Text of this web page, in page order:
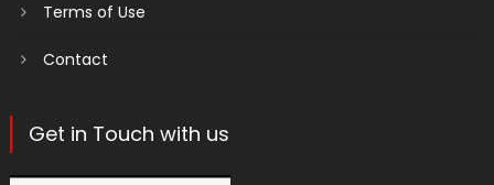
Terms of Use
Contact
Get in Touch with us